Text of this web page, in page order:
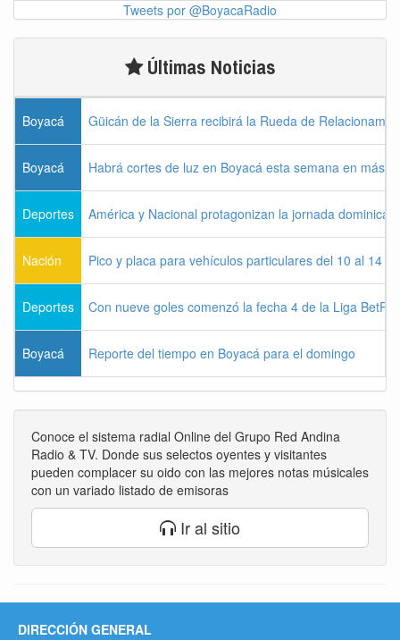
Tweets por @BoyacaRadio
Últimas Noticias
Boyacá Güicán de la Sierra recibirá la Rueda de
Boyacá Habrá cortes de luz en Boyacá esta semana en más
Deportes América y Nacional protagonizan la jornada dominical
Nación Pico y placa para vehículos particulares del 10 al 14
Deportes Con nueve goles comenzó la fecha 4 de la Liga
Boyacá Reporte del tiempo en Boyacá para el domingo
Conoce el sistema radial Online del Grupo Red Andina
Radio & TV. Donde sus selectos oyentes y visitantes
pueden complacer su oido con las mejores notas músicales
con un variado listado de emisoras
Ir al sitio
DIRECCIÓN GENERAL